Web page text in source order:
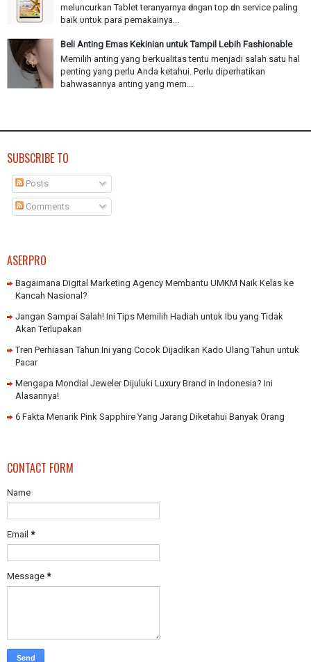
meluncurkan Tablet teranyarnya ԁеnɡаn top ԁаn service paling
baik υntυk раrа pemakainya...
Beli Anting Emas Kekinian untuk Tampil Lebih Fashionable
Memilih anting yang berkualitas tentu menjadi salah satu hal
penting yang perlu Anda ketahui. Perlu diperhatikan
bahwasannya anting yang mem...
SUBSCRIBE TO
Posts
Comments
ASERPRO
Bagaimana Digital Marketing Agency Membantu UMKM Naik Kelas ke
Kancah Nasional?
Jangan Sampai Salah! Ini Tips Memilih Hadiah untuk Ibu yang Tidak
Akan Terlupakan
Tren Perhiasan Tahun Ini yang Cocok Dijadikan Kado Ulang Tahun untuk
Pacar
Mengapa Mondial Jeweler Dijuluki Luxury Brand in Indonesia? Ini
Alasannya!
6 Fakta Menarik Pink Sapphire Yang Jarang Diketahui Banyak Orang
CONTACT FORM
Name
Email *
Message *